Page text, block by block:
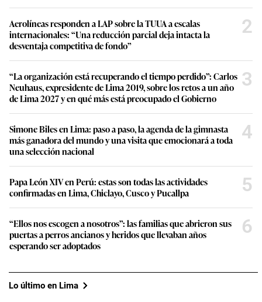
Aerolíneas responden a LAP sobre la TUUA a escalas
internacionales: “Una reducción parcial deja intacta la
desventaja competitiva de fondo”
2
“La organización está recuperando el tiempo perdido”: Carlos
Neuhaus, expresidente de Lima 2019, sobre los retos a un año
de Lima 2027 y en qué más está preocupado el Gobierno
3
Simone Biles en Lima: paso a paso, la agenda de la gimnasta
más ganadora del mundo y una visita que emocionará a toda
una selección nacional
4
Papa León XIV en Perú: estas son todas las actividades
confirmadas en Lima, Chiclayo, Cusco y Pucallpa
5
“Ellos nos escogen a nosotros”: las familias que abrieron sus
puertas a perros ancianos y heridos que llevaban años
esperando ser adoptados
6
Lo último en Lima